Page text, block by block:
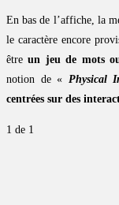
En bas de l’affiche, la
le caractère encore
êtreun jeu de mots
notion de « Physical
centrées sur des
1 de 1